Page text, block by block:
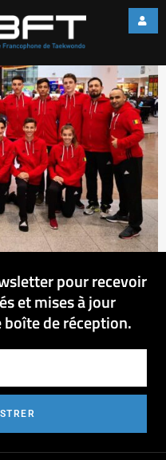
pour recevoir
et mises à jour
de réception.